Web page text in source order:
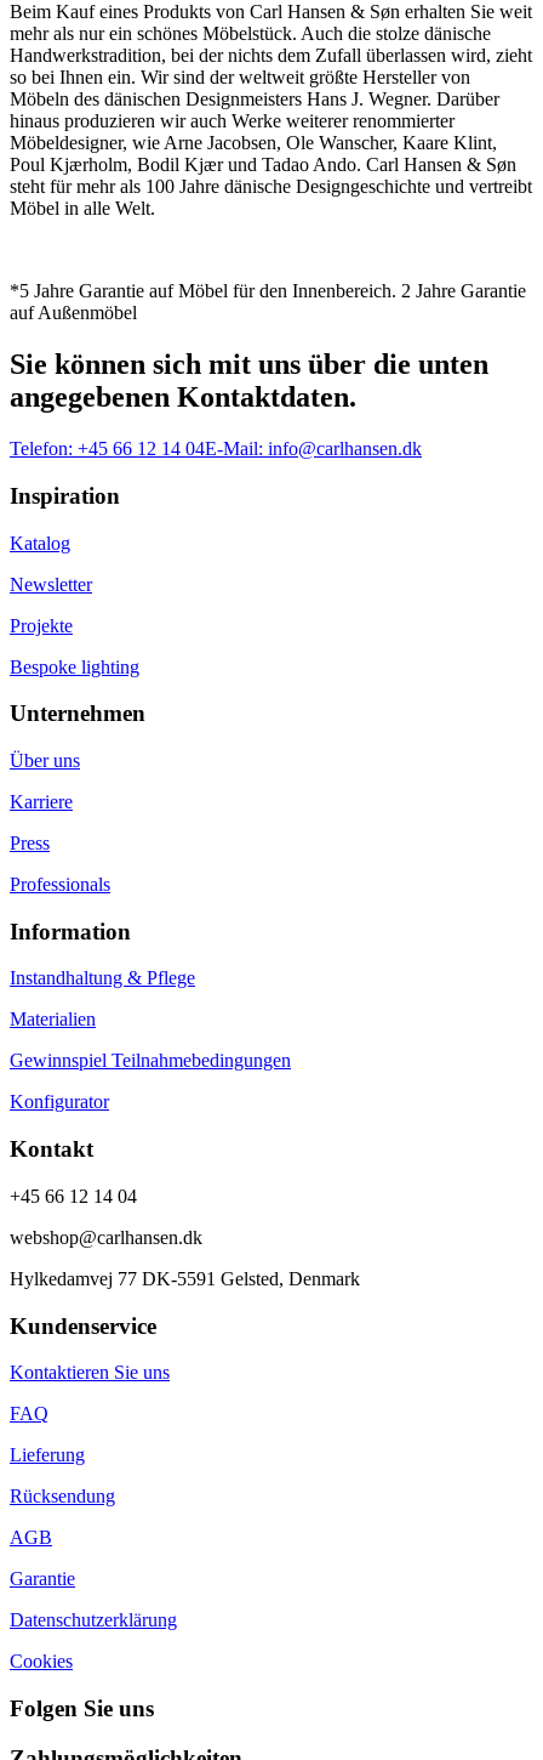
Beim Kauf eines Produkts von Carl Hansen & Søn erhalten Sie weit
mehr als nur ein schönes Möbelstück. Auch die stolze dänische
Handwerkstradition, bei der nichts dem Zufall überlassen wird, zieht
so bei Ihnen ein. Wir sind der weltweit größte Hersteller von
Möbeln des dänischen Designmeisters Hans J. Wegner. Darüber
hinaus produzieren wir auch Werke weiterer renommierter
Möbeldesigner, wie Arne Jacobsen, Ole Wanscher, Kaare Klint,
Poul Kjærholm, Bodil Kjær und Tadao Ando. Carl Hansen & Søn
steht für mehr als 100 Jahre dänische Designgeschichte und vertreibt
Möbel in alle Welt.
*5 Jahre Garantie auf Möbel für den Innenbereich. 2 Jahre Garantie
auf Außenmöbel
Sie können sich mit uns über die unten
angegebenen Kontaktdaten.
Telefon: +45 66 12 14 04E-Mail: info@carlhansen.dk
Inspiration
Katalog
Newsletter
Projekte
Bespoke lighting
Unternehmen
Über uns
Karriere
Press
Professionals
Information
Instandhaltung & Pflege
Materialien
Gewinnspiel Teilnahmebedingungen
Konfigurator
Kontakt
+45 66 12 14 04
webshop@carlhansen.dk
Hylkedamvej 77 DK-5591 Gelsted, Denmark
Kundenservice
Kontaktieren Sie uns
FAQ
Lieferung
Rücksendung
AGB
Garantie
Datenschutzerklärung
Cookies
Folgen Sie uns